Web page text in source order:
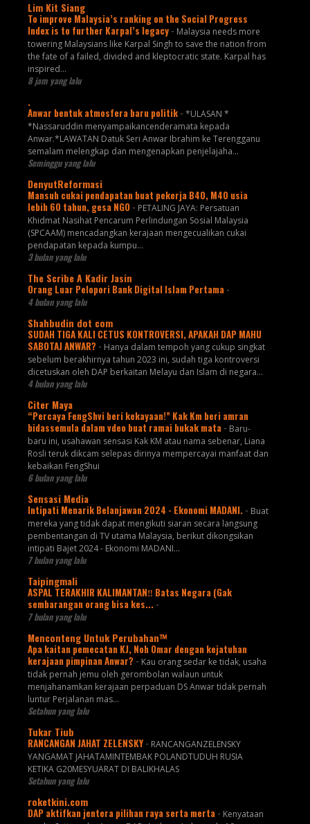
Lim Kit Siang
To improve Malaysia’s ranking on the Social Progress
Index is to further Karpal’s legacy - Malaysia needs more
towering Malaysians like Karpal Singh to save the nation from
the fate of a failed, divided and kleptocratic state. Karpal has
inspired...
8 jam yang lalu
.
Anwar bentuk atmosfera baru politik - *ULASAN *
*Nassaruddin menyampaikancenderamata kepada
Anwar.*LAWATAN Datuk Seri Anwar Ibrahim ke Terengganu
semalam melengkap dan mengenapkan penjelajaha...
Seminggu yang lalu
DenyutReformasi
Mansuh cukai pendapatan buat pekerja B40, M40 usia
lebih 60 tahun, gesa NGO - PETALING JAYA: Persatuan
Khidmat Nasihat Pencarum Perlindungan Sosial Malaysia
(SPCAAM) mencadangkan kerajaan mengecualikan cukai
pendapatan kepada kumpu...
3 bulan yang lalu
The Scribe A Kadir Jasin
Orang Luar Pelopori Bank Digital Islam Pertama -
4 bulan yang lalu
Shahbudin dot com
SUDAH TIGA KALI CETUS KONTROVERSI, APAKAH DAP MAHU
SABOTAJ ANWAR? - Hanya dalam tempoh yang cukup singkat
sebelum berakhirnya tahun 2023 ini, sudah tiga kontroversi
dicetuskan oleh DAP berkaitan Melayu dan Islam di negara...
4 bulan yang lalu
Citer Maya
“Percaya FengShvi beri kekayaan!” Kak Km beri amran
bidassemula dalam vdeo buat ramai bukak mata - Baru-
baru ini, usahawan sensasi Kak KM atau nama sebenar, Liana
Rosli teruk dikcam selepas dirinya mempercayai manfaat dan
kebaikan FengShui
6 bulan yang lalu
Sensasi Media
Intipati Menarik Belanjawan 2024 - Ekonomi MADANI. - Buat
mereka yang tidak dapat mengikuti siaran secara langsung
pembentangan di TV utama Malaysia, berikut dikongsikan
intipati Bajet 2024 - Ekonomi MADANI...
7 bulan yang lalu
Taipingmali
ASPAL TERAKHIR KALIMANTAN‼️ Batas Negara (Gak
sembarangan orang bisa kes... -
7 bulan yang lalu
Menconteng Untuk Perubahan™
Apa kaitan pemecatan KJ, Noh Omar dengan kejatuhan
kerajaan pimpinan Anwar? - Kau orang sedar ke tidak, usaha
tidak pernah jemu oleh gerombolan walaun untuk
menjahanamkan kerajaan perpaduan DS Anwar tidak pernah
luntur Perjalanan mas...
Setahun yang lalu
Tukar Tiub
RANCANGAN JAHAT ZELENSKY - RANCANGANZELENSKY
YANGAMAT JAHATAMINTEMBAK POLANDTUDUH RUSIA
KETIKA G20MESYUARAT DI BALIKHALAS
Setahun yang lalu
roketkini.com
DAP aktifkan jentera pilihan raya serta merta - Kenyataan